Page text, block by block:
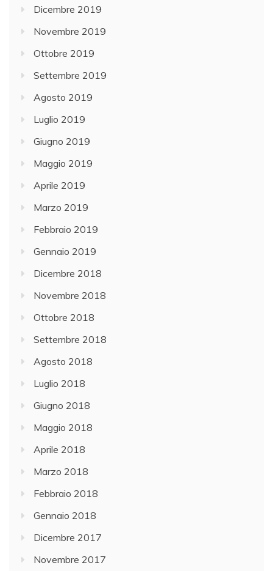
Dicembre 2019
Novembre 2019
Ottobre 2019
Settembre 2019
Agosto 2019
Luglio 2019
Giugno 2019
Maggio 2019
Aprile 2019
Marzo 2019
Febbraio 2019
Gennaio 2019
Dicembre 2018
Novembre 2018
Ottobre 2018
Settembre 2018
Agosto 2018
Luglio 2018
Giugno 2018
Maggio 2018
Aprile 2018
Marzo 2018
Febbraio 2018
Gennaio 2018
Dicembre 2017
Novembre 2017